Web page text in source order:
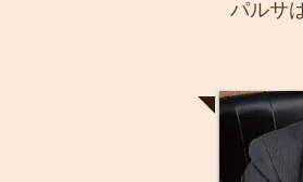
パルサ